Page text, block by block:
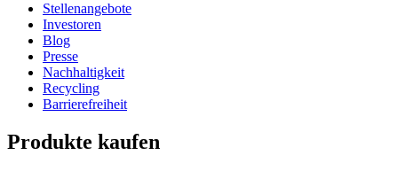
Stellenangebote
Investoren
Blog
Presse
Nachhaltigkeit
Recycling
Barrierefreiheit
Produkte kaufen